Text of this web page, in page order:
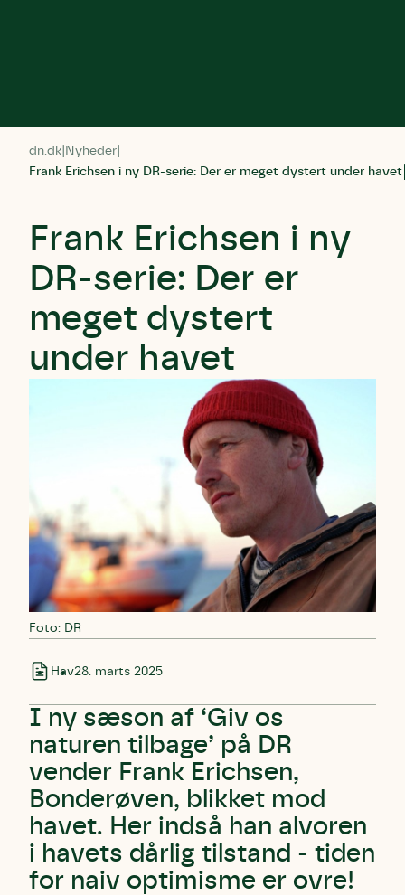
dn.dk Nyheder
Frank Erichsen i ny DR-serie: Der er meget dystert under havet
Frank Erichsen i ny
DR-serie: Der er
meget dystert
under havet
Foto: DR
Hav28. marts 2025
I ny sæson af ‘Giv os
naturen tilbage’ på DR
vender Frank Erichsen,
Bonderøven, blikket mod
havet. Her indså han alvoren
i havets dårlig tilstand - tiden
for naiv optimisme er ovre!